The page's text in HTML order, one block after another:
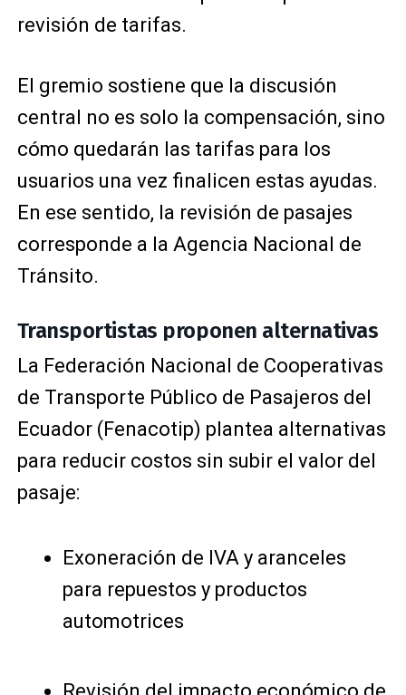
revisión de tarifas.
El gremio sostiene que la discusión
central no es solo la compensación, sino
cómo quedarán las tarifas para los
usuarios una vez finalicen estas ayudas.
En ese sentido, la revisión de pasajes
corresponde a la Agencia Nacional de
Tránsito.
Transportistas proponen alternativas
La Federación Nacional de Cooperativas
de Transporte Público de Pasajeros del
Ecuador (Fenacotip) plantea alternativas
para reducir costos sin subir el valor del
pasaje:
Exoneración de IVA y aranceles
para repuestos y productos
automotrices